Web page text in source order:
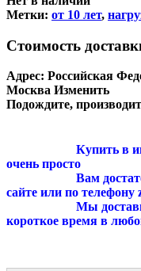
Метки: от 10 лет,
Стоимость
Адрес: Российская
Москва Изменить
Подождите,
Купить в
очень просто
Вам достаточно
сайте или по телефону
Мы доставим
короткое время в